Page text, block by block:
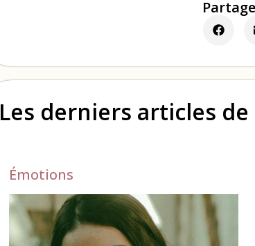
Les derniers articles
Émotions